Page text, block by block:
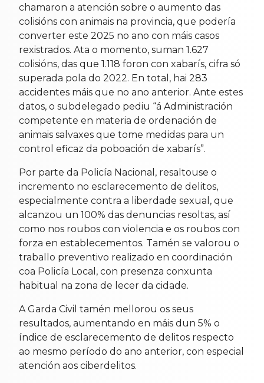
chamaron a atención sobre o aumento das
colisións con animais na provincia, que podería
converter este 2025 no ano con máis casos
rexistrados. Ata o momento, suman 1.627
colisións, das que 1.118 foron con xabarís, cifra só
superada pola do 2022. En total, hai 283
accidentes máis que no ano anterior. Ante estes
datos, o subdelegado pediu “á Administración
competente en materia de ordenación de
animais salvaxes que tome medidas para un
control eficaz da poboación de xabarís”.
Por parte da Policía Nacional, resaltouse o
incremento no esclarecemento de delitos,
especialmente contra a liberdade sexual, que
alcanzou un 100% das denuncias resoltas, así
como nos roubos con violencia e os roubos con
forza en establecementos. Tamén se valorou o
traballo preventivo realizado en coordinación
coa Policía Local, con presenza conxunta
habitual na zona de lecer da cidade.
A Garda Civil tamén mellorou os seus
resultados, aumentando en máis dun 5% o
índice de esclarecemento de delitos respecto
ao mesmo período do ano anterior, con especial
atención aos ciberdelitos.